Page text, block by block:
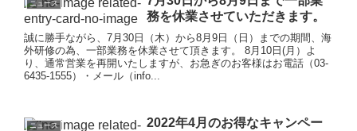
ニュース
務を休業させていただきます。
誠に勝手ながら、7月30日（木）から8月9日（日）までの期間、海
外研修の為、一部業務を休業させて頂きます。 8月10日(月）よ
り、通常営業を再開いたしますが、お急ぎのお客様はお電話（03-
6435-1555）・メール（info...
ニュース
2022年4月のお得なキャンペー